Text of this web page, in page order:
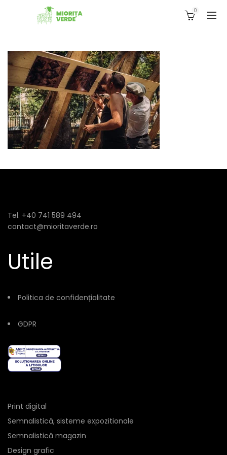
0
Tel. +40 741 589 494
contact@mioritaverde.ro
Utile
Politica de confidențialitate
GDPR
Print digital
Semnalistică, sisteme expozitionale
Semnalistică magazin
Design grafic